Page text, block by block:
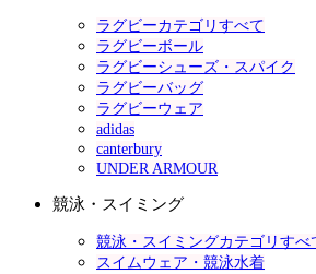
ラグビーカテゴリすべて
ラグビーボール
ラグビーシューズ・スパイク
ラグビーバッグ
ラグビーウェア
adidas
canterbury
UNDER ARMOUR
競泳・スイミング
競泳・スイミングカテゴリすべ
スイムウェア・競泳水着